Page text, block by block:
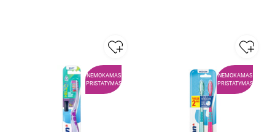
NEMOKAMAS
PRISTATYMAS
NEMOKAMAS
PRISTATYMAS